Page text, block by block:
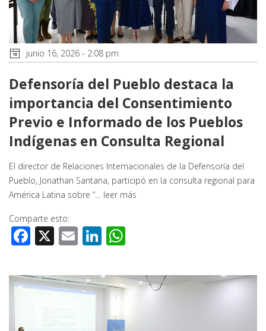
junio 16, 2026 - 2:08 pm
Defensoría del Pueblo destaca la
importancia del Consentimiento
Previo e Informado de los Pueblos
Indígenas en Consulta Regional
El director de Relaciones Internacionales de la Defensoría del
Pueblo, Jonathan Santana, participó en la consulta regional para
América Latina sobre “… leer más
Comparte esto:
Facebook
X EmailLinkedIn